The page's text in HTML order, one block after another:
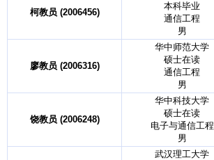
柯教员 (2006456)
本科毕业
通信工程
男
廖教员 (2006316)
华中师范大学
硕士在读
通信工程
男
饶教员 (2006248)
华中科技大学
硕士在读
电子与通信工程
男
武汉理工大学